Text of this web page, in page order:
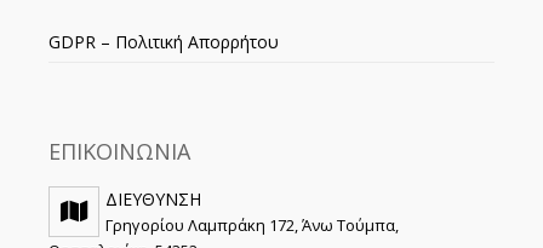
GDPR – Πολιτική Απορρήτου
ΕΠΙΚΟΙΝΩΝΙΑ
ΔΙΕΥΘΥΝΣΗ
Γρηγορίου Λαμπράκη 172, Άνω Τούμπα,